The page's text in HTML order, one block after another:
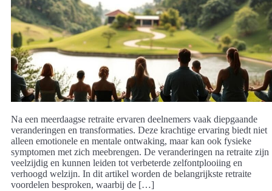
Na een meerdaagse retraite ervaren deelnemers vaak diepgaande
veranderingen en transformaties. Deze krachtige ervaring biedt niet
alleen emotionele en mentale ontwaking, maar kan ook fysieke
symptomen met zich meebrengen. De veranderingen na retraite zijn
veelzijdig en kunnen leiden tot verbeterde zelfontplooiing en
verhoogd welzijn. In dit artikel worden de belangrijkste retraite
voordelen besproken, waarbij de […]